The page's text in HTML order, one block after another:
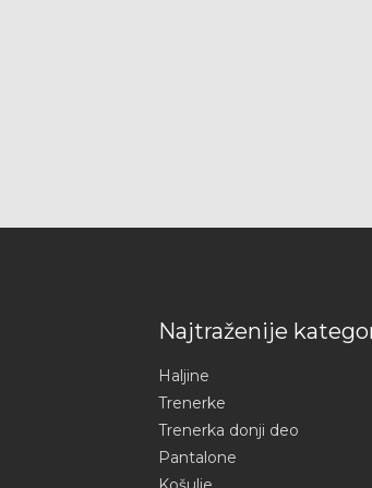
Najtraženije
Haljine
Trenerke
Trenerka donji deo
Pantalone